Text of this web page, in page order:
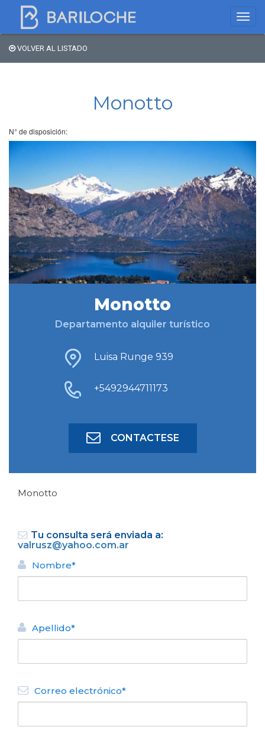
Bariloche
Tipo de alojamiento
Estrellas
Zona
BUSCAR ALOJAMIENTO
Monotto
VOLVER AL LISTADO
Monotto
N° de disposición:
Monotto
Departamento alquiler turístico
Luisa Runge 939
+5492944711173
CONTACTESE
Monotto
Tu consulta será enviada a:
valrusz@yahoo.com.ar
Nombre*
Apellido*
Correo electrónico*